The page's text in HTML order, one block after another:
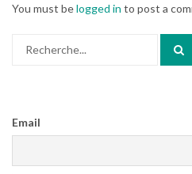
You must belogged in to post a
Email